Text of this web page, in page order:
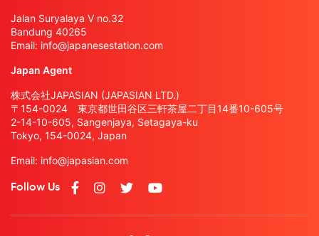
Jalan Suryalaya V no.32
Bandung 40265
Email: info@japanesestation.com
Japan Agent
株式会社JAPASIAN (JAPASIAN LTD.)
〒154-0024 東京都世田谷区三軒茶屋二丁目14番10-605号
2-14-10-605, Sangenjaya, Setagaya-ku
Tokyo, 154-0024, Japan
Email: info@japasian.com
Follow Us